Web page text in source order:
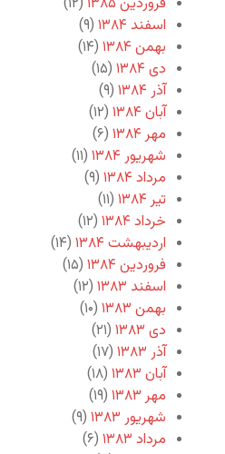
اسفند ۱۳۸۴
(۹)
بهمن ۱۳۸۴
(۱۴)
دی ۱۳۸۴
(۱۵)
آذر ۱۳۸۴
(۹)
آبان ۱۳۸۴
(۱۲)
مهر ۱۳۸۴
(۶)
شهریور ۱۳۸۴
(۱۱)
مرداد ۱۳۸۴
(۹)
تیر ۱۳۸۴
(۱۱)
خرداد ۱۳۸۴
(۱۲)
اردیبهشت ۱۳۸۴
(۱۴)
فروردین ۱۳۸۴
(۱۵)
اسفند ۱۳۸۳
(۱۲)
بهمن ۱۳۸۳
(۱۰)
دی ۱۳۸۳
(۲۱)
آذر ۱۳۸۳
(۱۷)
آبان ۱۳۸۳
(۱۸)
مهر ۱۳۸۳
(۱۹)
شهریور ۱۳۸۳
(۹)
مرداد ۱۳۸۳
(۶)